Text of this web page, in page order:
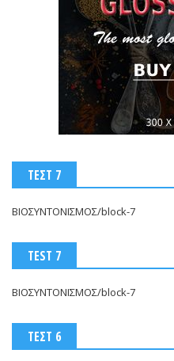
ΤΕΣΤ 7
ΒΙΟΣΥΝΤΟΝΙΣΜΟΣ/block-7
TEST 7
ΒΙΟΣΥΝΤΟΝΙΣΜΟΣ/block-7
ΤΕΣΤ 6